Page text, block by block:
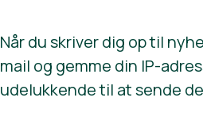
Når du skriver dig op til
mail og gemme din IP-
udelukkende til at sende